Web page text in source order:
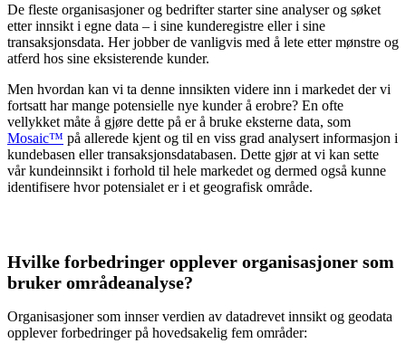
De fleste organisasjoner og bedrifter starter sine analyser og søket
etter innsikt i egne data – i sine kunderegistre eller i sine
transaksjonsdata. Her jobber de vanligvis med å lete etter mønstre og
atferd hos sine eksisterende kunder.
Men hvordan kan vi ta denne innsikten videre inn i markedet der vi
fortsatt har mange potensielle nye kunder å erobre? En ofte
vellykket måte å gjøre dette på er å bruke eksterne data, som
Mosaic™ på allerede kjent og til en viss grad analysert informasjon i
kundebasen eller transaksjonsdatabasen. Dette gjør at vi kan sette
vår kundeinnsikt i forhold til hele markedet og dermed også kunne
identifisere hvor potensialet er i et geografisk område.
Hvilke forbedringer opplever organisasjoner som
bruker områdeanalyse?
Organisasjoner som innser verdien av datadrevet innsikt og geodata
opplever forbedringer på hovedsakelig fem områder: